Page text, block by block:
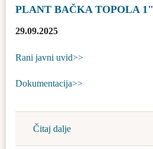
školsku
PLANT BAČKA TOPOLA 1"
29.09.2025
Rani javni uvid>>
Dokumentacija>>
Čitaj dalje
Rani